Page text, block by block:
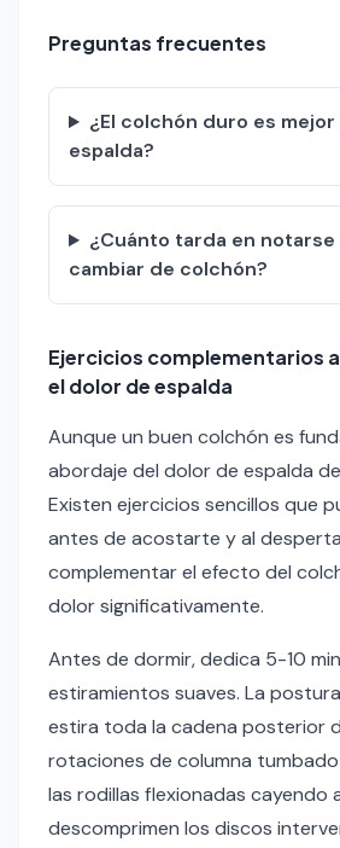
Preguntas frecuentes
¿El colchón duro es mejor
espalda?
¿Cuánto tarda en notarse
cambiar de colchón?
Ejercicios complementarios
el dolor de espalda
Aunque un buen colchón es
abordaje del dolor de espalda
Existen ejercicios sencillos que
antes de acostarte y al
complementar el efecto del
dolor significativamente.
Antes de dormir, dedica 5-10
estiramientos suaves. La
estira toda la cadena posterior
rotaciones de columna
las rodillas flexionadas cayendo
descomprimen los discos